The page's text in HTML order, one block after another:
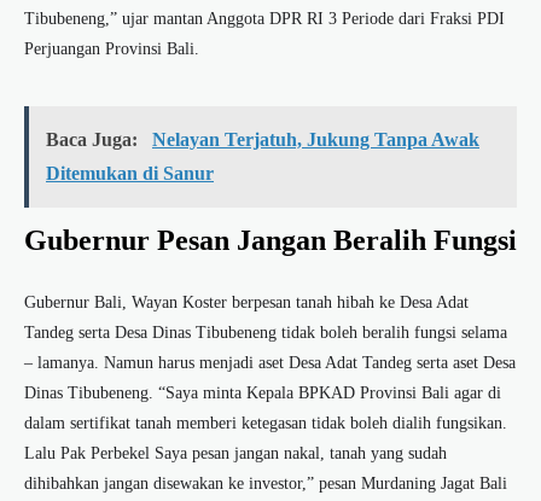
Tibubeneng,” ujar mantan Anggota DPR RI 3 Periode dari Fraksi PDI
Perjuangan Provinsi Bali.
Baca Juga:
Nelayan Terjatuh, Jukung Tanpa Awak
Ditemukan di Sanur
Gubernur Pesan Jangan Beralih Fungsi
Gubernur Bali, Wayan Koster berpesan tanah hibah ke Desa Adat
Tandeg serta Desa Dinas Tibubeneng tidak boleh beralih fungsi selama
– lamanya. Namun harus menjadi aset Desa Adat Tandeg serta aset Desa
Dinas Tibubeneng. “Saya minta Kepala BPKAD Provinsi Bali agar di
dalam sertifikat tanah memberi ketegasan tidak boleh dialih fungsikan.
Lalu Pak Perbekel Saya pesan jangan nakal, tanah yang sudah
dihibahkan jangan disewakan ke investor,” pesan Murdaning Jagat Bali